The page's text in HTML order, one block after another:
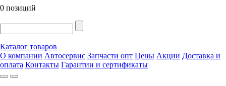
0 позиций
Каталог товаров
О компании Автосервис Запчасти опт Цены Акции Доставка и
оплата Контакты Гарантии и сертификаты